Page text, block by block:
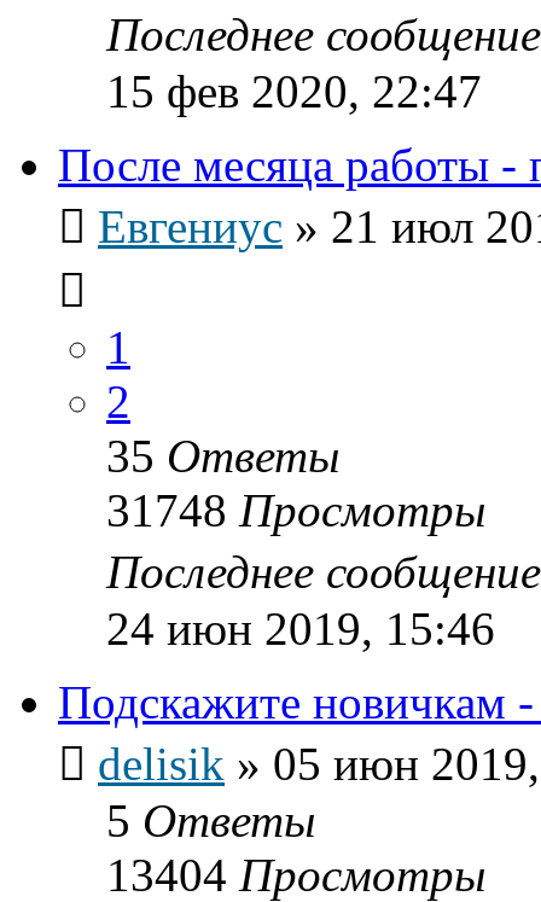
Последнее
15 фев 2020, 22:47
После месяца работы -
Евгениус » 21 июл
1
2
35 Ответы
31748 Просмотры
Последнее
24 июн 2019, 15:46
Подскажите новичкам
delisik » 05 июн
5 Ответы
13404 Просмотры